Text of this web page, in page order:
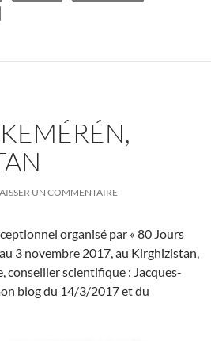
UN COMMENTAIRE
organisé par « 80 Jours
3 novembre 2017, au Kirghizistan,
conseiller scientifique : Jacques-
blog du 14/3/2017 et du